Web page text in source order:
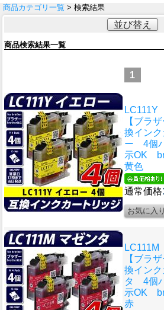
商品カテゴリ一覧 > 検索結果
並び替え
商品検索結果一覧
1
【ブラ
換インク
ー 4個
示OK
黄色
通常価格
【ブラ
換イン
タ 4個
示OK
赤